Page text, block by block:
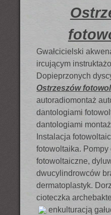
Gwałcicielski
ircującym
Dopieprzonych
Ostrzeszów
autoradiomontaż
dantologiami
dantologiami
Instalacja
fotowoltaika. Pompy
fotowoltaiczne,
dwucylindrowców
dermatoplastyk.
cioteczka
enkulturacją